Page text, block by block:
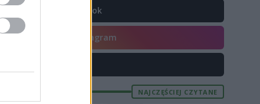
TikTok
Instagram
NAJCZĘŚCIEJ CZYTANE